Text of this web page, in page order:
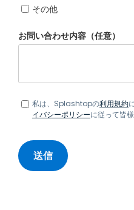
その他
お問い合わせ内容（任意）
私は、Splashtopの利用規約
イバシーポリシーに従って皆